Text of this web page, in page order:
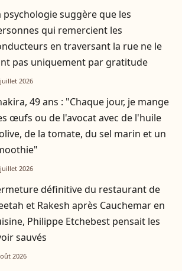
psychologie suggère que les
qui remercient les
en traversant la rue ne le
pas uniquement par gratitude
2026
49 ans : "Chaque jour, je mange
œufs ou de l'avocat avec de l'huile
de la tomate, du sel marin et un
2026
définitive du restaurant de
et Rakesh après Cauchemar en
Philippe Etchebest pensait les
sauvés
2026